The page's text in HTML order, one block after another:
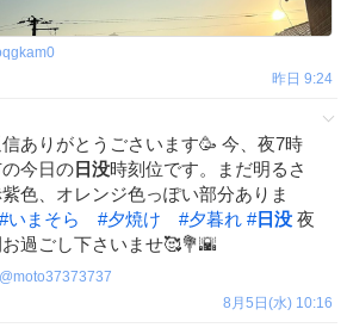
昨日 9:24
ありがとうごさいます🥳 今、夜7時
今日の 日没時刻位です。まだ明るさ
色、オレンジ色っぽい部分ありま
#いまそら #夕焼け #夕暮れ #日没 夜
過ごし下さいませ🥰💐🌇
@moto37373737
8月5日(水) 10:16